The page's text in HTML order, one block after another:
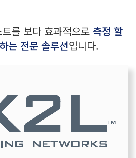
를 보다 효과적으로 측정 할
는 전문 솔루션입니다.